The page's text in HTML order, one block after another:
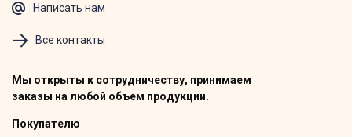
Написать нам
Все контакты
Мы открыты к сотрудничеству, принимаем
заказы на любой объем продукции.
Покупателю